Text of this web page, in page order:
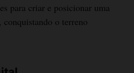
para criar e posicionar uma
o terreno